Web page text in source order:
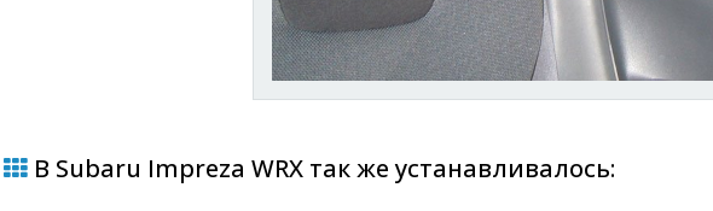
В Subaru Impreza WRX так же устанавливалось: